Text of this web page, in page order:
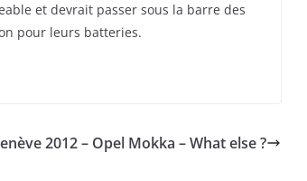
et devrait passer sous la barre des
pour leurs batteries.
2012 – Opel Mokka – What else ?